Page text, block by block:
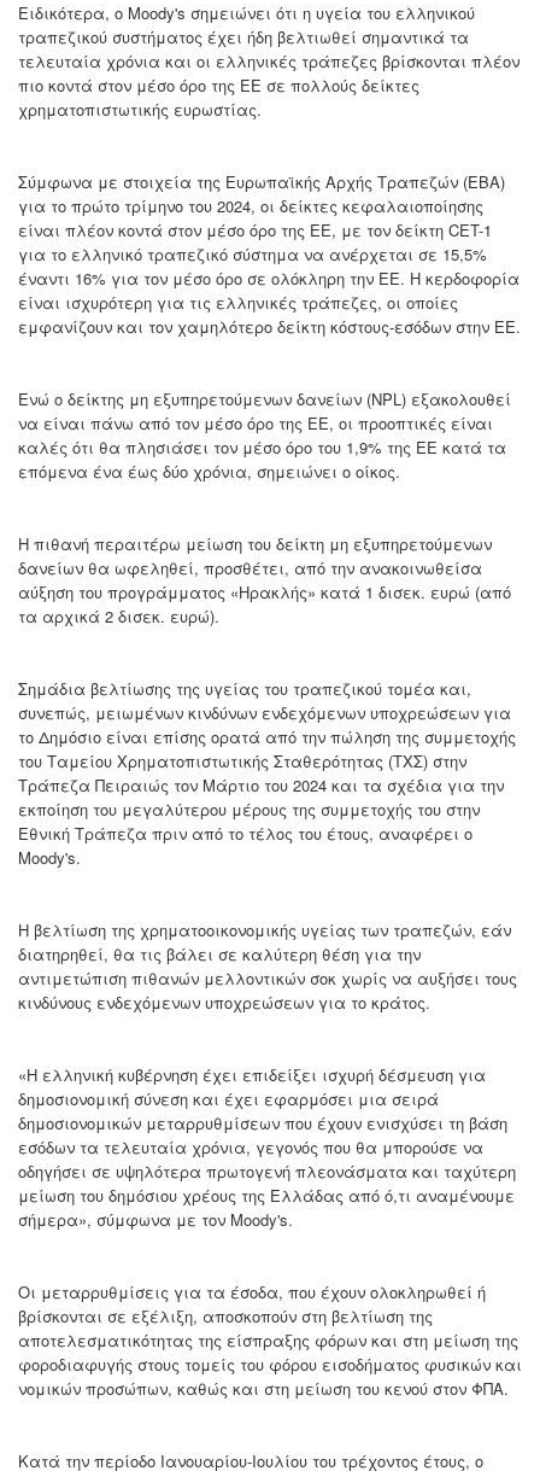
Ειδικότερα, ο Moody's σημειώνει ότι η υγεία του ελληνικού
τραπεζικού συστήματος έχει ήδη βελτιωθεί σημαντικά τα
τελευταία χρόνια και οι ελληνικές τράπεζες βρίσκονται πλέον
πιο κοντά στον μέσο όρο της ΕΕ σε πολλούς δείκτες
χρηματοπιστωτικής ευρωστίας.
Σύμφωνα με στοιχεία της Ευρωπαϊκής Αρχής Τραπεζών (ΕΒΑ)
για το πρώτο τρίμηνο του 2024, οι δείκτες κεφαλαιοποίησης
είναι πλέον κοντά στον μέσο όρο της ΕΕ, με τον δείκτη CET-1
για το ελληνικό τραπεζικό σύστημα να ανέρχεται σε 15,5%
έναντι 16% για τον μέσο όρο σε ολόκληρη την ΕΕ. Η κερδοφορία
είναι ισχυρότερη για τις ελληνικές τράπεζες, οι οποίες
εμφανίζουν και τον χαμηλότερο δείκτη κόστους-εσόδων στην ΕΕ.
Ενώ ο δείκτης μη εξυπηρετούμενων δανείων (NPL) εξακολουθεί
να είναι πάνω από τον μέσο όρο της ΕΕ, οι προοπτικές είναι
καλές ότι θα πλησιάσει τον μέσο όρο του 1,9% της ΕΕ κατά τα
επόμενα ένα έως δύο χρόνια, σημειώνει ο οίκος.
Η πιθανή περαιτέρω μείωση του δείκτη μη εξυπηρετούμενων
δανείων θα ωφεληθεί, προσθέτει, από την ανακοινωθείσα
αύξηση του προγράμματος «Ηρακλής» κατά 1 δισεκ. ευρώ (από
τα αρχικά 2 δισεκ. ευρώ).
Σημάδια βελτίωσης της υγείας του τραπεζικού τομέα και,
συνεπώς, μειωμένων κινδύνων ενδεχόμενων υποχρεώσεων για
το Δημόσιο είναι επίσης ορατά από την πώληση της συμμετοχής
του Ταμείου Χρηματοπιστωτικής Σταθερότητας (ΤΧΣ) στην
Τράπεζα Πειραιώς τον Μάρτιο του 2024 και τα σχέδια για την
εκποίηση του μεγαλύτερου μέρους της συμμετοχής του στην
Εθνική Τράπεζα πριν από το τέλος του έτους, αναφέρει ο
Moody's.
Η βελτίωση της χρηματοοικονομικής υγείας των τραπεζών, εάν
διατηρηθεί, θα τις βάλει σε καλύτερη θέση για την
αντιμετώπιση πιθανών μελλοντικών σοκ χωρίς να αυξήσει τους
κινδύνους ενδεχόμενων υποχρεώσεων για το κράτος.
«Η ελληνική κυβέρνηση έχει επιδείξει ισχυρή δέσμευση για
δημοσιονομική σύνεση και έχει εφαρμόσει μια σειρά
δημοσιονομικών μεταρρυθμίσεων που έχουν ενισχύσει τη βάση
εσόδων τα τελευταία χρόνια, γεγονός που θα μπορούσε να
οδηγήσει σε υψηλότερα πρωτογενή πλεονάσματα και ταχύτερη
μείωση του δημόσιου χρέους της Ελλάδας από ό,τι αναμένουμε
σήμερα», σύμφωνα με τον Moody's.
Οι μεταρρυθμίσεις για τα έσοδα, που έχουν ολοκληρωθεί ή
βρίσκονται σε εξέλιξη, αποσκοπούν στη βελτίωση της
αποτελεσματικότητας της είσπραξης φόρων και στη μείωση της
φοροδιαφυγής στους τομείς του φόρου εισοδήματος φυσικών και
νομικών προσώπων, καθώς και στη μείωση του κενού στον ΦΠΑ.
Κατά την περίοδο Ιανουαρίου-Ιουλίου του τρέχοντος έτους, ο